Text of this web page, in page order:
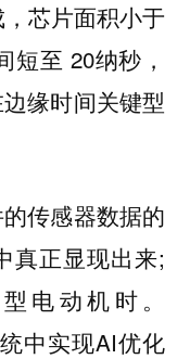
芯片面积小于
短至 20纳秒，
缘时间关键型
传感器数据的
真正显现出来;
电动机时。
中实现AI优化